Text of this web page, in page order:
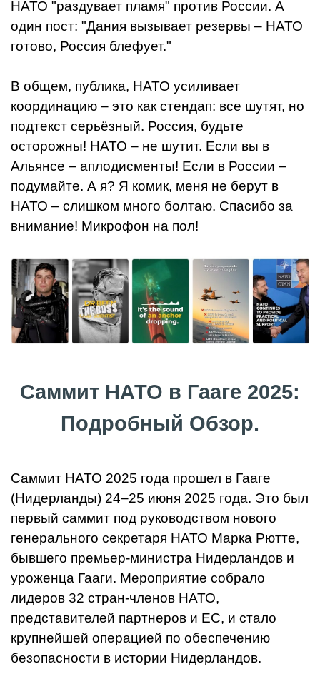
НАТО "раздувает пламя" против России. А
один пост: "Дания вызывает резервы – НАТО
готово, Россия блефует."
В общем, публика, НАТО усиливает
координацию – это как стендап: все шутят, но
подтекст серьёзный. Россия, будьте
осторожны! НАТО – не шутит. Если вы в
Альянсе – аплодисменты! Если в России –
подумайте. А я? Я комик, меня не берут в
НАТО – слишком много болтаю. Спасибо за
внимание! Микрофон на пол!
Саммит НАТО в Гааге 2025:
Подробный Обзор.
Саммит НАТО 2025 года прошел в Гааге
(Нидерланды) 24–25 июня 2025 года. Это был
первый саммит под руководством нового
генерального секретаря НАТО Марка Рютте,
бывшего премьер-министра Нидерландов и
уроженца Гааги. Мероприятие собрало
лидеров 32 стран-членов НАТО,
представителей партнеров и ЕС, и стало
крупнейшей операцией по обеспечению
безопасности в истории Нидерландов.